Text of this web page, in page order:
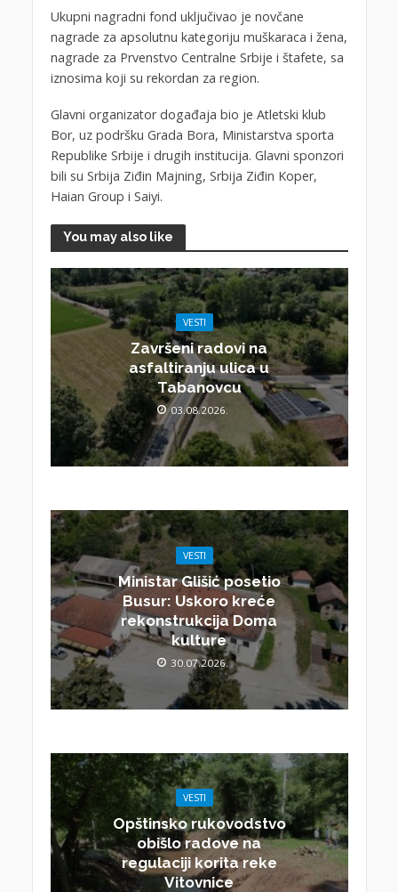
Ukupni nagradni fond uključivao je novčane
nagrade za apsolutnu kategoriju muškaraca i žena,
nagrade za Prvenstvo Centralne Srbije i štafete, sa
iznosima koji su rekordan za region.
Glavni organizator događaja bio je Atletski klub
Bor, uz podršku Grada Bora, Ministarstva sporta
Republike Srbije i drugih institucija. Glavni sponzori
bili su Srbija Ziđin Majning, Srbija Ziđin Koper,
Haian Group i Saiyi.
You may also like
VESTI
Završeni radovi na
asfaltiranju ulica u
Tabanovcu
03.08.2026.
VESTI
Ministar Glišić posetio
Busur: Uskoro kreće
rekonstrukcija Doma
kulture
30.07.2026.
VESTI
Opštinsko rukovodstvo
obišlo radove na
regulaciji korita reke
Vitovnice